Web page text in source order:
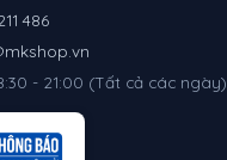
486
- 21:00 (Tất cả các ngày)